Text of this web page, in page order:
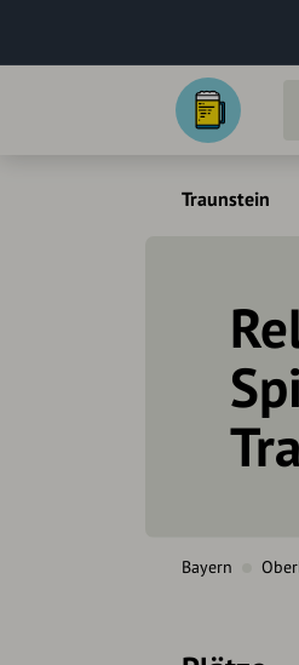
Traunstein
Bayern